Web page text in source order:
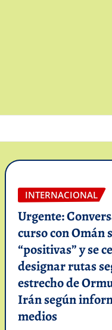
INTERNACIONAL
Urgente:
curso con Omán
“positivas” y se
designar rutas
estrecho de
Irán según
medios